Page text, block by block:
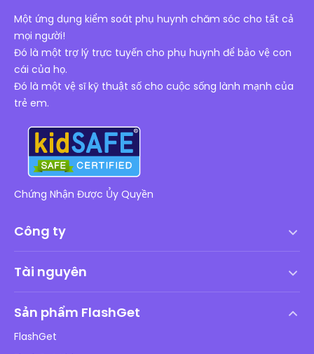
Một ứng dụng kiểm soát phụ huynh chăm sóc cho tất cả
mọi người!
Đó là một trợ lý trực tuyến cho phụ huynh để bảo vệ con
cái của họ.
Đó là một vệ sĩ kỹ thuật số cho cuộc sống lành mạnh của
trẻ em.
Chứng Nhận Được Ủy Quyền
Công ty
Chính sách DMCA
Chính sách bảo mật
Tài nguyên
Sản phẩm FlashGet
FlashGet